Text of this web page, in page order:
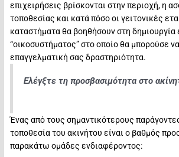
επιχειρήσεις βρίσκονται στην περιοχή, η
τοποθεσίας και κατά πόσο οι γειτονικές
καταστήματα θα βοηθήσουν στη δημιουργία
“οικοσυστήματος” στο οποίο θα μπορούσε να
επαγγελματική σας δραστηριότητα.
Ελέγξτε τη προσβασιμότητα στο
Ένας από τους σημαντικότερους
τοποθεσία του ακινήτου είναι ο βαθμός
παρακάτω ομάδες ενδιαφέροντος: